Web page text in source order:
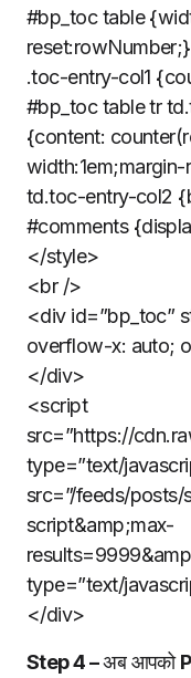
#bp_toc table
reset:rowNumber;}
.toc-entry-col1
#bp_toc table tr
{content:
td.toc-entry-col2
#comments
</style>
<br />
<div id=”bp_toc”
overflow-x: auto;
</div>
<script
src=”https://
type=”text/
src=”/feeds/
script&amp;max-
type=”text/
</div>
Step 4 –अब आपको